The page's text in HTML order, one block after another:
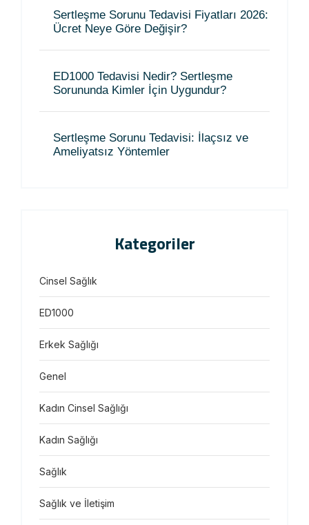
Sertleşme Sorunu Tedavisi Fiyatları 2026:
Ücret Neye Göre Değişir?
ED1000 Tedavisi Nedir? Sertleşme
Sorununda Kimler İçin Uygundur?
Sertleşme Sorunu Tedavisi: İlaçsız ve
Ameliyatsız Yöntemler
Kategoriler
Cinsel Sağlık
ED1000
Erkek Sağlığı
Genel
Kadın Cinsel Sağlığı
Kadın Sağlığı
Sağlık
Sağlık ve İletişim